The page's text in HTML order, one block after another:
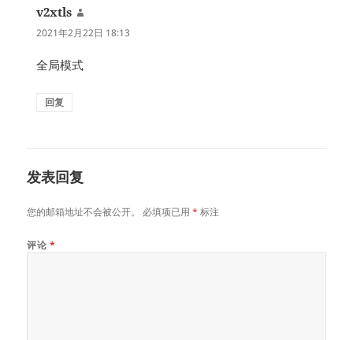
v2xtls
道：
2021年2月22日 18:13
全局模式
回复
发表回复
您的邮箱地址不会被公开。 必填项已用* 标注
评论 *